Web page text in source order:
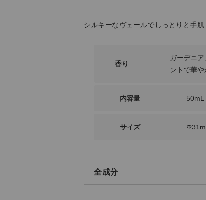
シルキーなヴェールでしっとりと手
香り
ガーデニ
ントで華や
内容量 50mL
サイズ
全成分